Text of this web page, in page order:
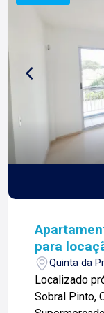
com nossos
imobiliária
sua principal
para
Quinta da
Localizado
Sobral Pinto,